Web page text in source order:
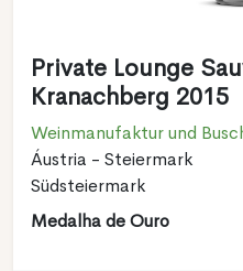
Private Lounge
Kranachberg 2015
Weinmanufaktur und
Áustria - Steiermark
Südsteiermark
Medalha de Ouro